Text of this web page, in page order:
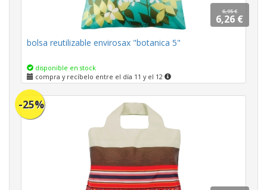
6,95 €
6,26 €
bolsa reutilizable envirosax "botanica 5"
disponible en stock
compra y recíbelo entre el día 11 y el 12
-25%